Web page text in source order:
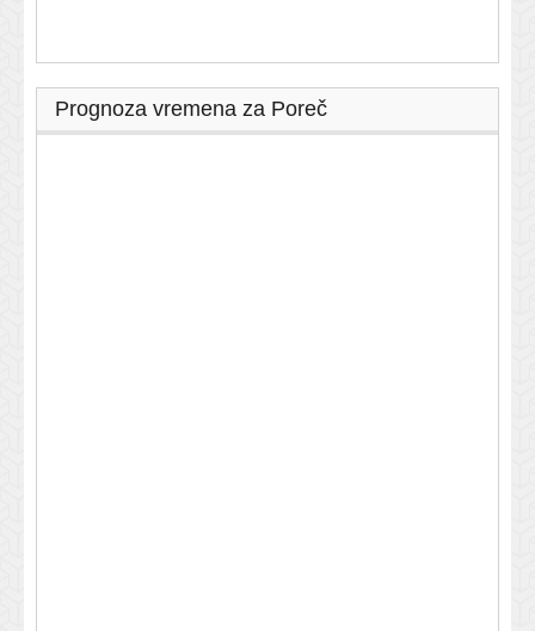
Prognoza vremena za Poreč